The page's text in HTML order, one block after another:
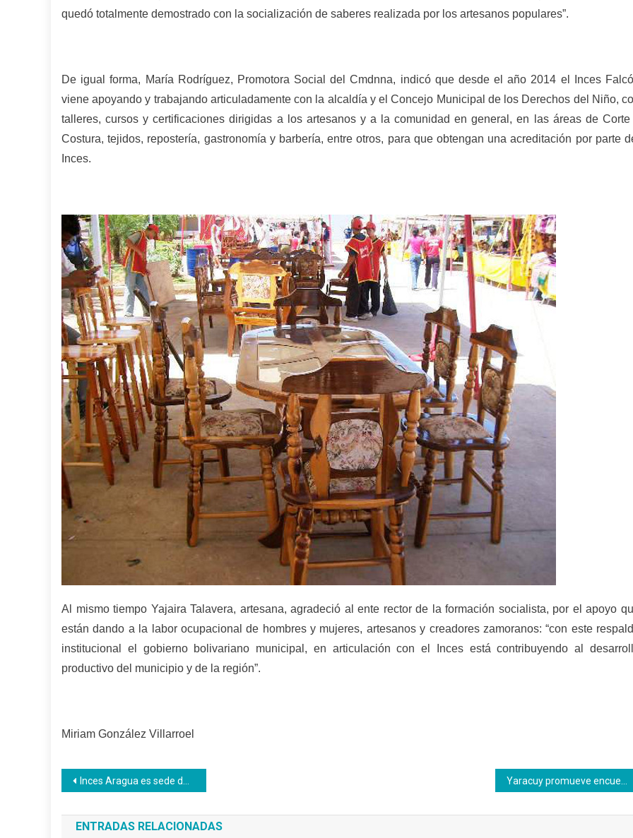
quedó totalmente demostrado con la socialización de saberes realizada por los artesanos populares”.
De igual forma, María Rodríguez, Promotora Social del Cmdnna, indicó que desde el año 2014 el Inces
viene apoyando y trabajando articuladamente con la alcaldía y el Concejo Municipal de los Derechos del Niño,
talleres, cursos y certificaciones dirigidas a los artesanos y a la comunidad en general, en las áreas de Corte
Costura, tejidos, repostería, gastronomía y barbería, entre otros, para que obtengan una acreditación por parte
Inces.
Al mismo tiempo Yajaira Talavera, artesana, agradeció al ente rector de la formación socialista, por el apoyo
están dando a la labor ocupacional de hombres y mujeres, artesanos y creadores zamoranos: “con este
institucional el gobierno bolivariano municipal, en articulación con el Inces está contribuyendo al
productivo del municipio y de la región”.
Miriam González Villarroel
Navegación
de
Inces Aragua es sede del Encuentro del Movimiento Pedagógico Revolucionario
ENTRADAS RELACIONADAS